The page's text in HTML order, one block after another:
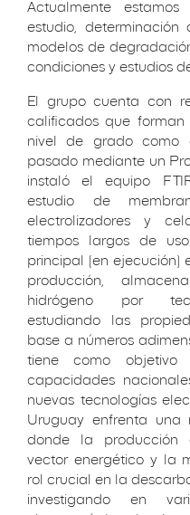
Actualmente
estudio,
modelos de
condiciones y estudios
El grupo cuenta con
calificados que
nivel de grado como
pasado mediante un
instaló el equipo
estudio de
electrolizadores y
tiempos largos de
principal (en ejecución)
producción,
hidrógeno por
estudiando las
base a números
tiene como
capacidades
nuevas tecnologías
Uruguay enfrenta una
donde la producción
vector energético y la
rol crucial en la
investigando en